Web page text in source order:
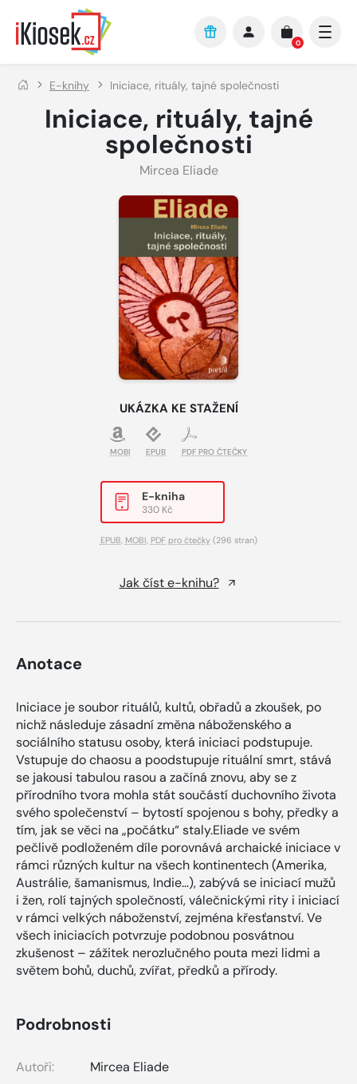
Přejít na hlavní obsah
0
E-knihy Iniciace, rituály, tajné společnosti
Iniciace, rituály, tajné
společnosti
Mircea Eliade
UKÁZKA KE STAŽENÍ
MOBI EPUB PDF PRO ČTEČKY
E-kniha
330 Kč
EPUB, MOBI, PDF pro čtečky(296 stran)
Jak číst e-knihu?
Anotace
Iniciace je soubor rituálů, kultů, obřadů a zkoušek, po
nichž následuje zásadní změna náboženského a
sociálního statusu osoby, která iniciaci podstupuje.
Vstupuje do chaosu a poodstupuje rituální smrt, stává
se jakousi tabulou rasou a začíná znovu, aby se z
přírodního tvora mohla stát součástí duchovního života
svého společenství – bytostí spojenou s bohy, předky a
tím, jak se věci na „počátku“ staly.Eliade ve svém
pečlivě podloženém díle porovnává archaické iniciace v
rámci různých kultur na všech kontinentech (Amerika,
Austrálie, šamanismus, Indie…), zabývá se iniciací mužů
i žen, rolí tajných společností, válečnickými rity i iniciací
v rámci velkých náboženství, zejména křesťanství. Ve
všech iniciacích potvrzuje podobnou posvátnou
zkušenost – zážitek nerozlučného pouta mezi lidmi a
světem bohů, duchů, zvířat, předků a přírody.
Podrobnosti
Autoři:
Mircea Eliade